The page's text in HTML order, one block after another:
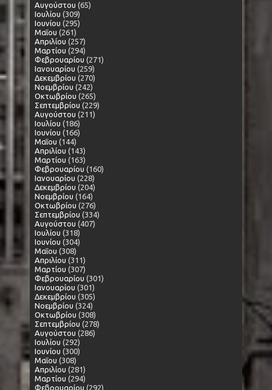
Αυγούστου (65)
Ιουλίου (309)
Ιουνίου (295)
Μαΐου (261)
Απριλίου (257)
Μαρτίου (294)
Φεβρουαρίου (271)
Ιανουαρίου (259)
Δεκεμβρίου (270)
Νοεμβρίου (242)
Οκτωβρίου (265)
Σεπτεμβρίου (229)
Αυγούστου (211)
Ιουλίου (186)
Ιουνίου (166)
Μαΐου (144)
Απριλίου (143)
Μαρτίου (163)
Φεβρουαρίου (160)
Ιανουαρίου (228)
Δεκεμβρίου (204)
Νοεμβρίου (164)
Οκτωβρίου (276)
Σεπτεμβρίου (334)
Αυγούστου (407)
Ιουλίου (318)
Ιουνίου (304)
Μαΐου (308)
Απριλίου (311)
Μαρτίου (307)
Φεβρουαρίου (301)
Ιανουαρίου (301)
Δεκεμβρίου (305)
Νοεμβρίου (324)
Οκτωβρίου (308)
Σεπτεμβρίου (278)
Αυγούστου (286)
Ιουλίου (292)
Ιουνίου (300)
Μαΐου (308)
Απριλίου (281)
Μαρτίου (294)
Φεβρουαρίου (292)